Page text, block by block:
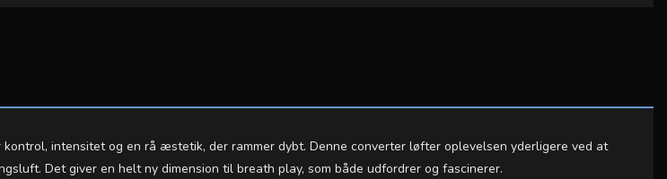
intensitet og en rå æstetik, der rammer dybt. Denne converter løfter oplevelsen yderligere ved at
Det giver en helt ny dimension til breath play, som både udfordrer og fascinerer.